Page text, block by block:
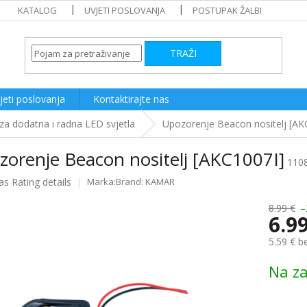
KATALOG UVJETI POSLOVANJA POSTUPAK ŽALBI
TRAŽI
poslovanja
Kontaktirajte nas
dodatna i radna LED svjetla
Upozorenje Beacon nositelj
Beacon nositelj [AKC1007I]
Rating details Brand: KAMAR
8.99 €
5.59 €
price:
Na